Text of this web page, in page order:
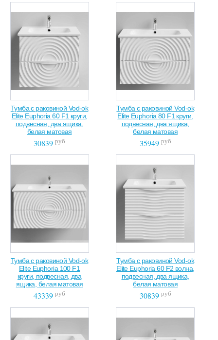
Тумба с раковиной Vod-ok
Elite Euphoria 60 F1 круги,
подвесная, два ящика,
белая матовая
30839 руб
Тумба с раковиной Vod-ok
Elite Euphoria 80 F1 круги,
подвесная, два ящика,
белая матовая
35949 руб
Тумба с раковиной Vod-ok
Elite Euphoria 100 F1
круги, подвесная, два
ящика, белая матовая
43339 руб
Тумба с раковиной Vod-ok
Elite Euphoria 60 F2 волна,
подвесная, два ящика,
белая матовая
30839 руб